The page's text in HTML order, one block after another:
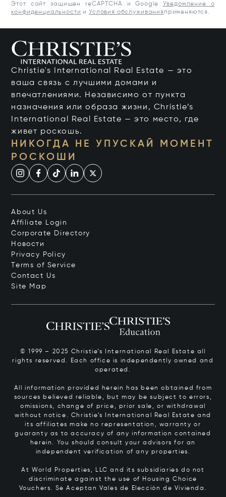
Этот сайт защищен reCAPTCHA и Google
Уведомление о
конфиденциальности и Условия обслуживания применяются.
Christie's International Real Estate — это
ваша связь с лучшими домами и
впечатлениями. Независимо от пункта
назначения или образа жизни, Christie’s
International Real Estate — это место, где
живет роскошь.
НИКОГДА НЕ УПУСКАЙ МОМЕНТ
РОСКОШИ
About Us
Affiliate Login
Corporate Directory
Новости
Privacy Policy
Terms of Service
Contact Us
Site Map
© 1999 – 2025 Christie’s International Real Estate all
rights reserved. Each office is independently owned and
operated.
All information provided herein has been obtained from
sources believed reliable, but may be subject to errors,
omissions, change of price, prior sale, or withdrawal
without notice. Christie’s International Real Estate and
its affiliates make no representation, warranty or
guaranty as to accuracy of any information contained
herein. You should consult your advisors for an
independent verification of any properties.
At World Properties, LLC and its subsidiaries do not
discriminate against the use of Housing Choice
Vouchers. Se Aceptan Vales de Elección de Vivienda.